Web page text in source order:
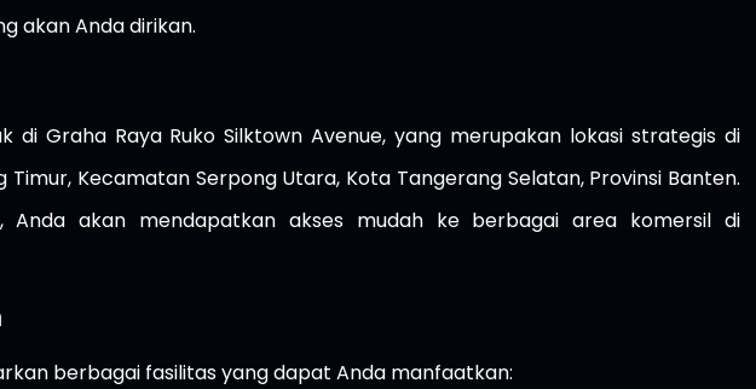
akan Anda dirikan.
di Graha Raya Ruko Silktown Avenue, yang merupakan lokasi strategis di
Timur, Kecamatan Serpong Utara, Kota Tangerang Selatan, Provinsi Banten.
Anda akan mendapatkan akses mudah ke berbagai area komersil di
berbagai fasilitas yang dapat Anda manfaatkan: